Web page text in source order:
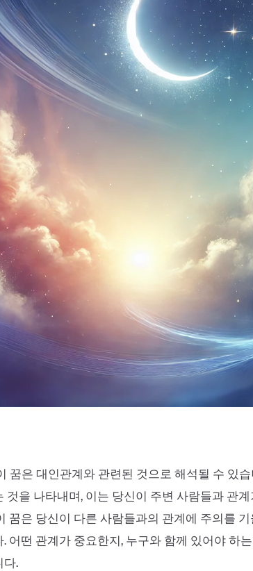
꿈은 대인관계와 관련된 것으로 해석될 수 있
것을 나타내며, 이는 당신이 주변 사람들과 관
꿈은 당신이 다른 사람들과의 관계에 주의를
. 어떤 관계가 중요한지, 누구와 함께 있어야 하
다.